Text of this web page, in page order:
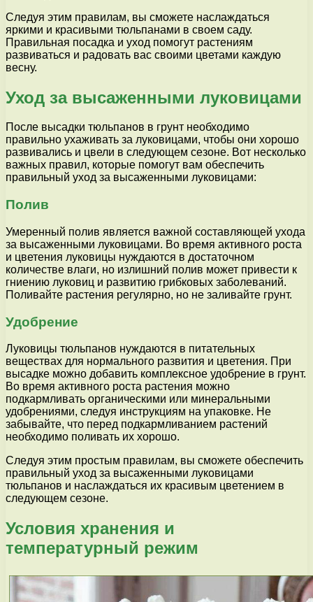
Следуя этим правилам, вы сможете наслаждаться
яркими и красивыми тюльпанами в своем саду.
Правильная посадка и уход помогут растениям
развиваться и радовать вас своими цветами каждую
весну.
Уход за высаженными луковицами
После высадки тюльпанов в грунт необходимо
правильно ухаживать за луковицами, чтобы они хорошо
развивались и цвели в следующем сезоне. Вот несколько
важных правил, которые помогут вам обеспечить
правильный уход за высаженными луковицами:
Полив
Умеренный полив является важной составляющей ухода
за высаженными луковицами. Во время активного роста
и цветения луковицы нуждаются в достаточном
количестве влаги, но излишний полив может привести к
гниению луковиц и развитию грибковых заболеваний.
Поливайте растения регулярно, но не заливайте грунт.
Удобрение
Луковицы тюльпанов нуждаются в питательных
веществах для нормального развития и цветения. При
высадке можно добавить комплексное удобрение в грунт.
Во время активного роста растения можно
подкармливать органическими или минеральными
удобрениями, следуя инструкциям на упаковке. Не
забывайте, что перед подкармливанием растений
необходимо поливать их хорошо.
Следуя этим простым правилам, вы сможете обеспечить
правильный уход за высаженными луковицами
тюльпанов и наслаждаться их красивым цветением в
следующем сезоне.
Условия хранения и
температурный режим